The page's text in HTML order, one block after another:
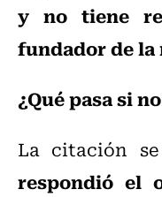
y no tiene
fundador de la
¿Qué pasa si
La citación
respondió el